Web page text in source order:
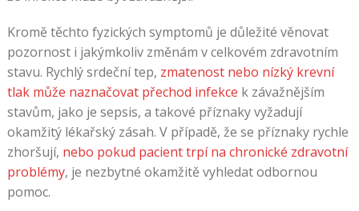
Kromě těchto fyzických symptomů je důležité věnovat
pozornost i jakýmkoliv změnám v celkovém zdravotním
stavu. Rychlý srdeční tep, zmatenost nebo nízký krevní
tlak může naznačovat přechod infekce k závažnějším
stavům, jako je sepsis, a takové příznaky vyžadují
okamžitý lékařský zásah. V případě, že se příznaky rychle
zhoršují, nebo pokud pacient trpí na chronické zdravotní
problémy, je nezbytné okamžitě vyhledat odbornou
pomoc.